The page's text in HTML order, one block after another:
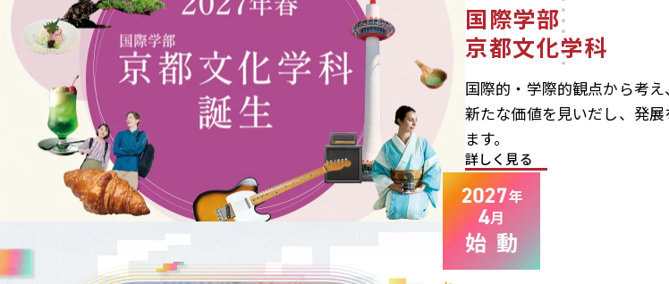
国際学部
京都文化学科
国際的・学際的観点から考
新たな価値を見いだし、発
ます。
詳しく見る